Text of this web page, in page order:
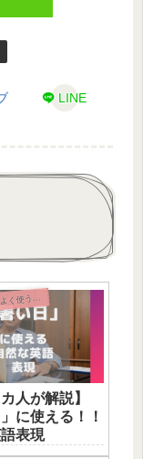
LINE
ず覚えよう！よく使う英語表現
人が解説】
」に使える！！
表現